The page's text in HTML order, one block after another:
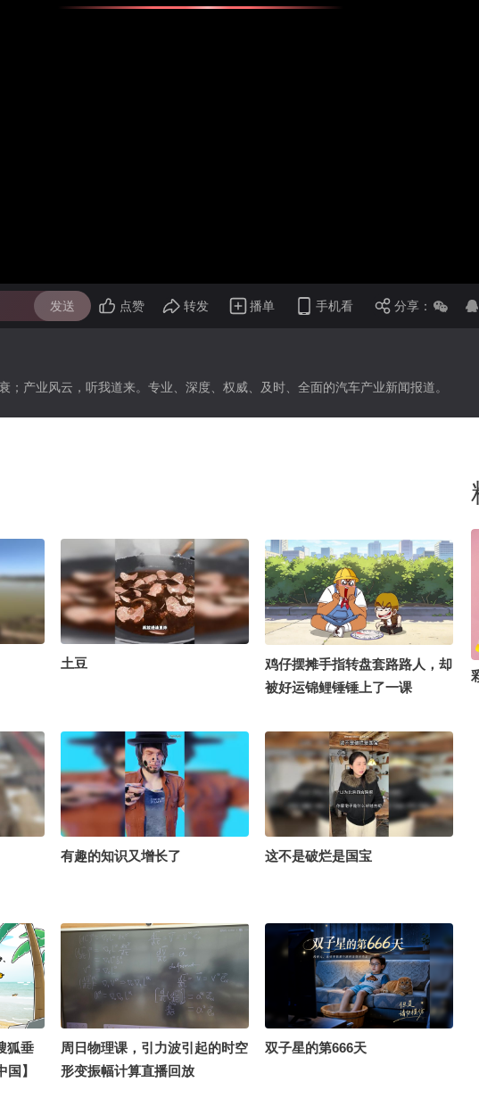
发送 点赞 转发 播单 手机看 分享：
产业风云，听我道来。专业、深度、权威、及时、全面的汽车产业新闻报道。
土豆
鸡仔摆摊手指转盘套路路人，却
被好运锦鲤锤锤上了一课
有趣的知识又增长了 这不是破烂是国宝
狐垂
】
周日物理课，引力波引起的时空
形变振幅计算直播回放
双子星的第666天